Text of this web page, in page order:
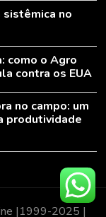
sistêmica no
como o Agro
contra os EUA
no campo: um
produtividade
|1999-2025 |